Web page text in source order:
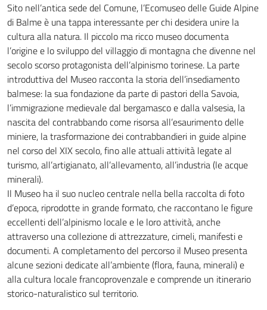
Sito nell’antica sede del Comune, l’Ecomuseo delle Guide Alpine
di Balme è una tappa interessante per chi desidera unire la
cultura alla natura. Il piccolo ma ricco museo documenta
l’origine e lo sviluppo del villaggio di montagna che divenne nel
secolo scorso protagonista dell’alpinismo torinese. La parte
introduttiva del Museo racconta la storia dell’insediamento
balmese: la sua fondazione da parte di pastori della Savoia,
l’immigrazione medievale dal bergamasco e dalla valsesia, la
nascita del contrabbando come risorsa all’esaurimento delle
miniere, la trasformazione dei contrabbandieri in guide alpine
nel corso del XIX secolo, fino alle attuali attività legate al
turismo, all’artigianato, all’allevamento, all’industria (le acque
minerali).
Il Museo ha il suo nucleo centrale nella bella raccolta di foto
d’epoca, riprodotte in grande formato, che raccontano le figure
eccellenti dell’alpinismo locale e le loro attività, anche
attraverso una collezione di attrezzature, cimeli, manifesti e
documenti. A completamento del percorso il Museo presenta
alcune sezioni dedicate all’ambiente (flora, fauna, minerali) e
alla cultura locale francoprovenzale e comprende un itinerario
storico-naturalistico sul territorio.